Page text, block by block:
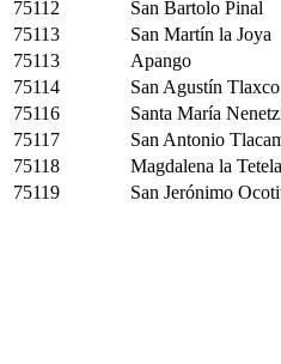
75112
San Bartolo Pinal
75113
San Martín la Joya
75113
Apango
75114
San Agustín Tlaxco
75116
Santa María
75117
San Antonio
75118
Magdalena la
75119
San Jerónimo